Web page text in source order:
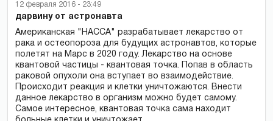
12 февраля 2016 - 23:49
дарвину от астронавта
Американская "НАССА" разрабатывает лекарство от
рака и остеопороза для будущих астронавтов, которые
полетят на Марс в 2020 году. Лекарство на основе
квантовой частицы - квантовая точка. Попав в область
раковой опухоли она вступает во взаимодействие.
Происходит реакция и клетки уничтожаются. Внести
данное лекарство в организм можно будет самому.
Самое интересное, квантовая точка сама находит